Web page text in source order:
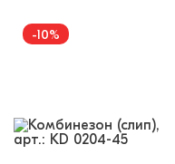
-10%